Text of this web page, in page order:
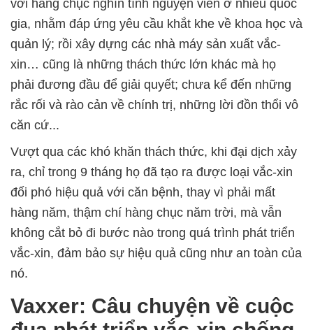
với hàng chục nghìn tình nguyện viên ở nhiều quốc
gia, nhằm đáp ứng yêu cầu khắt khe về khoa học và
quản lý; rồi xây dựng các nhà máy sản xuất vắc-
xin… cũng là những thách thức lớn khác mà họ
phải đương đầu để giải quyết; chưa kể đến những
rắc rối và rào cản về chính trị, những lời đồn thổi vô
căn cứ...
Vượt qua các khó khăn thách thức, khi đại dịch xảy
ra, chỉ trong 9 tháng họ đã tạo ra được loại vắc-xin
đối phó hiệu quả với căn bệnh, thay vì phải mất
hàng năm, thậm chí hàng chục năm trời, mà vẫn
không cắt bỏ đi bước nào trong quá trình phát triển
vắc-xin, đảm bảo sự hiệu quả cũng như an toàn của
nó.
Vaxxer: Câu chuyện về cuộc